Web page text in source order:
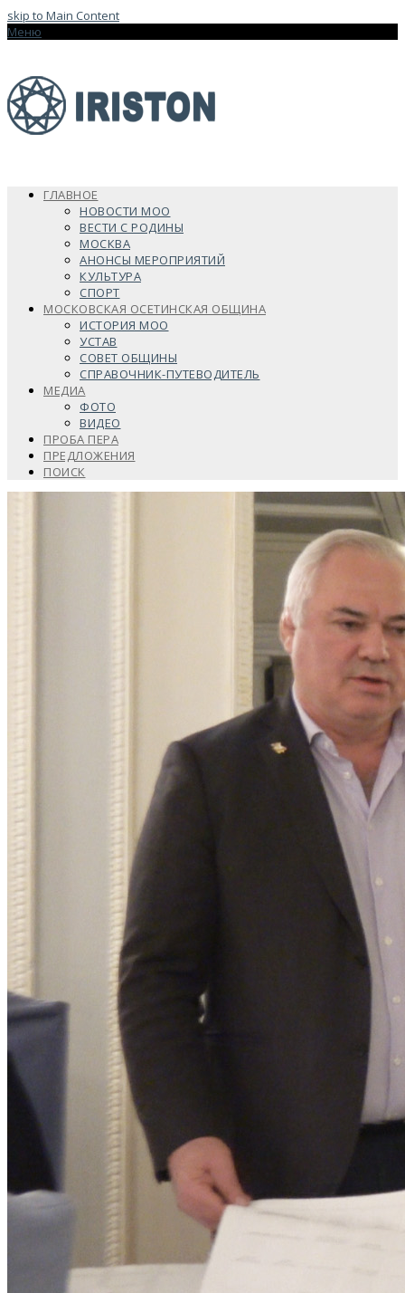
skip to Main Content
Меню
ГЛАВНОЕ
НОВОСТИ МОО
ВЕСТИ С РОДИНЫ
МОСКВА
АНОНСЫ МЕРОПРИЯТИЙ
КУЛЬТУРА
СПОРТ
МОСКОВСКАЯ ОСЕТИНСКАЯ ОБЩИНА
ИСТОРИЯ МОО
УСТАВ
СОВЕТ ОБЩИНЫ
СПРАВОЧНИК-ПУТЕВОДИТЕЛЬ
МЕДИА
ФОТО
ВИДЕО
ПРОБА ПЕРА
ПРЕДЛОЖЕНИЯ
ПОИСК